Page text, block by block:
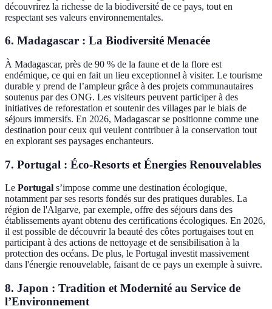
découvrirez la richesse de la biodiversité de ce pays, tout en
respectant ses valeurs environnementales.
6. Madagascar : La Biodiversité Menacée
À Madagascar, près de 90 % de la faune et de la flore est
endémique, ce qui en fait un lieu exceptionnel à visiter. Le tourisme
durable y prend de l’ampleur grâce à des projets communautaires
soutenus par des ONG. Les visiteurs peuvent participer à des
initiatives de reforestation et soutenir des villages par le biais de
séjours immersifs. En 2026, Madagascar se positionne comme une
destination pour ceux qui veulent contribuer à la conservation tout
en explorant ses paysages enchanteurs.
7. Portugal : Éco-Resorts et Énergies Renouvelables
Le Portugal s’impose comme une destination écologique,
notamment par ses resorts fondés sur des pratiques durables. La
région de l'Algarve, par exemple, offre des séjours dans des
établissements ayant obtenu des certifications écologiques. En 2026,
il est possible de découvrir la beauté des côtes portugaises tout en
participant à des actions de nettoyage et de sensibilisation à la
protection des océans. De plus, le Portugal investit massivement
dans l'énergie renouvelable, faisant de ce pays un exemple à suivre.
8. Japon : Tradition et Modernité au Service de
l’Environnement